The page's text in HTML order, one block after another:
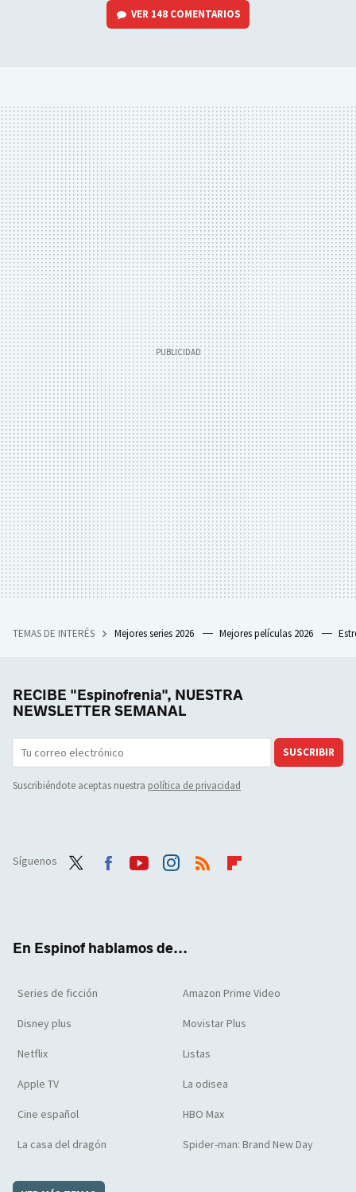
VER 148 COMENTARIOS
TEMAS DE INTERÉS Mejores series 2026 Mejores películas 2026
RECIBE "Espinofrenia", NUESTRA
NEWSLETTER SEMANAL
SUSCRIBIR
Suscribiéndote aceptas nuestra política de privacidad
Síguenos
En Espinof hablamos de...
Series de ficción Amazon Prime Video
Disney plus Movistar Plus
Netflix Listas
Apple TV La odisea
Cine español HBO Max
La casa del dragón Spider-man: Brand New Day